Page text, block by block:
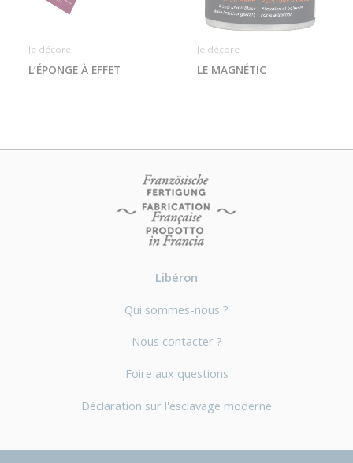
Je décore
L’ÉPONGE À EFFET
Je décore
LE MAGNÉTIC
Libéron
Qui sommes-nous ?
Nous contacter ?
Foire aux questions
Déclaration sur l'esclavage moderne